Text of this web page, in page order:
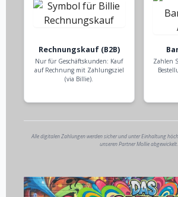
Rechnungskauf (B2B)
Nur für Geschäftskunden: Kauf
auf Rechnung mit Zahlungsziel
(via Billie).
Zahlen
Alle digitalen Zahlungen werden sicher und unter Einhaltung
unseren Partner Mollie abgewickelt.